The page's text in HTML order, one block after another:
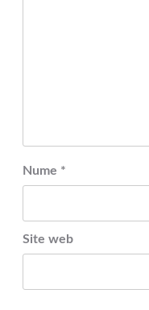
Nume *
Site web